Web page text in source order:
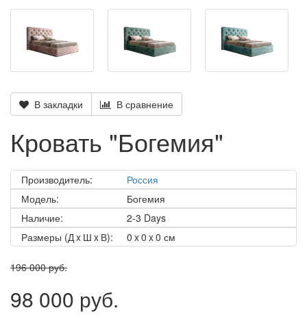
В закладки В сравнение
Кровать "Богемия"
Производитель:
Россия
Модель:
Богемия
Наличие:
2-3 Days
Размеры (Д x Ш x В):
0 x 0 x 0 см
196 000 руб.
98 000 руб.